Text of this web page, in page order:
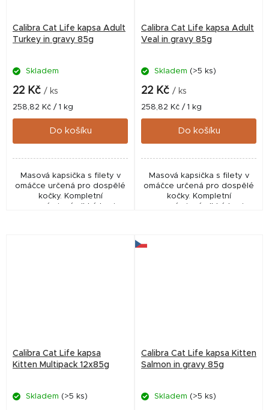
Calibra Cat Life kapsa Adult
Turkey in gravy 85g
Skladem
22 Kč / ks
Měrná
cena:
258,82 Kč / 1 kg
Do košíku
Masová kapsička s filety v
omáčce určená pro dospělé
kočky. Kompletní
superprémiové vlhké krmivo
Calibra Cat Life kapsa Adult
Veal in gravy 85g
Skladem (>5 ks)
22 Kč / ks
Měrná
cena:
258,82 Kč / 1 kg
Do košíku
Masová kapsička s filety v
omáčce určená pro dospělé
kočky. Kompletní
superprémiové vlhké krmivo
Calibra Cat Life kapsa
Kitten Multipack 12x85g
Skladem (>5 ks)
Calibra Cat Life kapsa Kitten
Salmon in gravy 85g
Skladem (>5 ks)